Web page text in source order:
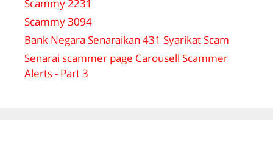
Scammy 2231
Scammy 3094
Bank Negara Senaraikan 431 Syarikat Scam
Senarai scammer page Carousell Scammer
Alerts - Part 3